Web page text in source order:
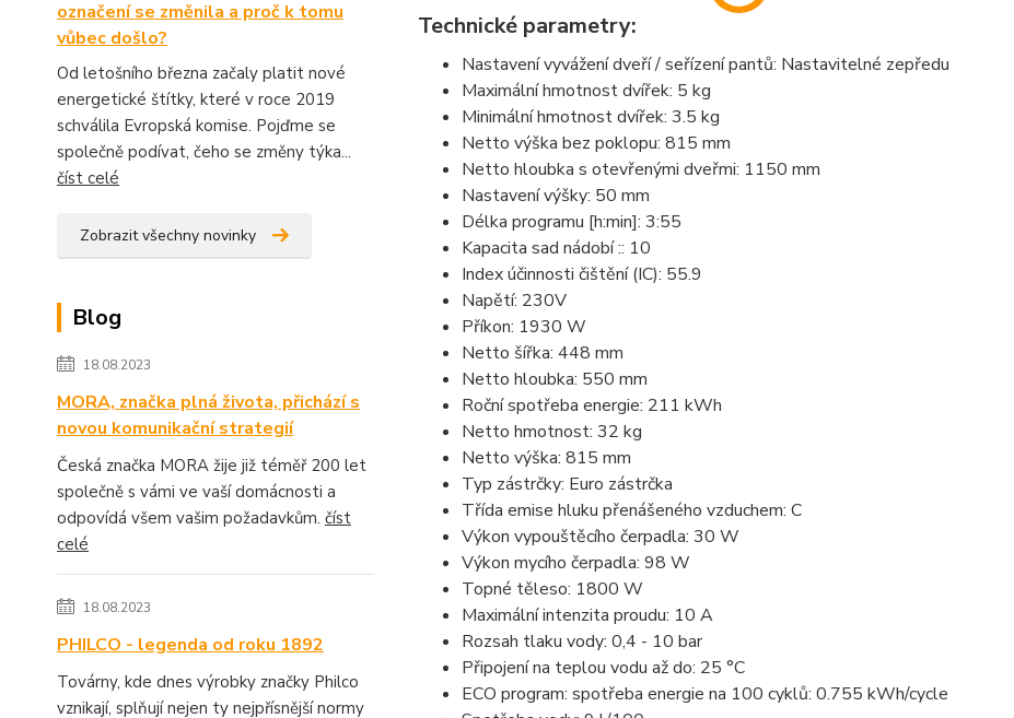
označení se změnila a proč k tomu
vůbec došlo?
Od letošního března začaly platit nové
energetické štítky, které v roce 2019
schválila Evropská komise. Pojďme se
společně podívat, čeho se změny týka...
číst celé
Zobrazit všechny novinky
Blog
18.08.2023
MORA, značka plná života, přichází s
novou komunikační strategií
Česká značka MORA žije již téměř 200 let
společně s vámi ve vaší domácnosti a
odpovídá všem vašim požadavkům. číst
celé
18.08.2023
PHILCO - legenda od roku 1892
Továrny, kde dnes výrobky značky Philco
vznikají, splňují nejen ty nejpřísnější normy
Technické parametry:
Nastavení vyvážení dveří / seřízení pantů: Nastavitelné zepředu
Maximální hmotnost dvířek: 5 kg
Minimální hmotnost dvířek: 3.5 kg
Netto výška bez poklopu: 815 mm
Netto hloubka s otevřenými dveřmi: 1150 mm
Nastavení výšky: 50 mm
Délka programu [h:min]: 3:55
Kapacita sad nádobí :: 10
Index účinnosti čištění (IC): 55.9
Napětí: 230V
Příkon: 1930 W
Netto šířka: 448 mm
Netto hloubka: 550 mm
Roční spotřeba energie: 211 kWh
Netto hmotnost: 32 kg
Netto výška: 815 mm
Typ zástrčky: Euro zástrčka
Třída emise hluku přenášeného vzduchem: C
Výkon vypouštěcího čerpadla: 30 W
Výkon mycího čerpadla: 98 W
Topné těleso: 1800 W
Maximální intenzita proudu: 10 A
Rozsah tlaku vody: 0,4 - 10 bar
Připojení na teplou vodu až do: 25 °C
ECO program: spotřeba energie na 100 cyklů: 0.755 kWh/cycle